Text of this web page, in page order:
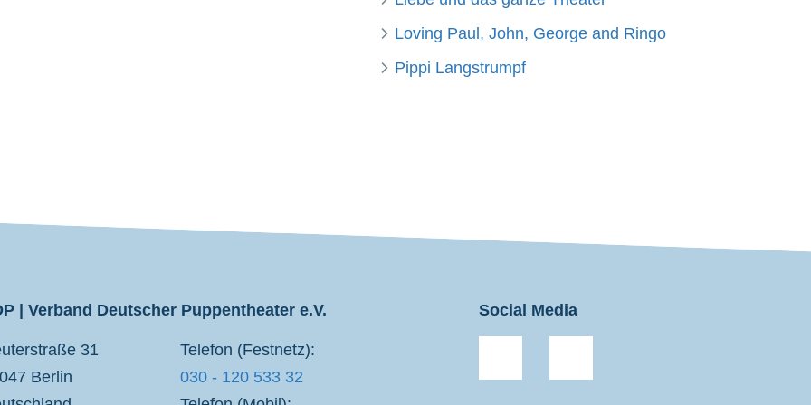
Loving Paul, John, George and Ringo
Pippi Langstrumpf
| Verband Deutscher Puppentheater e.V.
31
Berlin
Telefon (Festnetz):
030 - 120 533 32
Social Media